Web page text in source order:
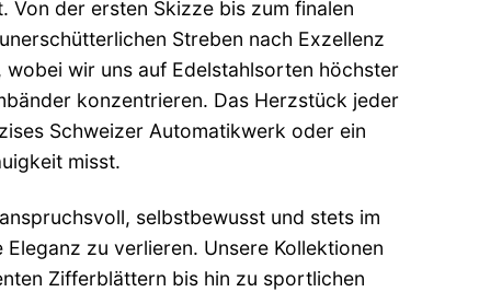
Von der ersten Skizze bis zum finalen
Streben nach Exzellenz
wir uns auf Edelstahlsorten höchster
konzentrieren. Das Herzstück jeder
Schweizer Automatikwerk oder ein
misst.
selbstbewusst und stets im
zu verlieren. Unsere Kollektionen
Zifferblättern bis hin zu sportlichen